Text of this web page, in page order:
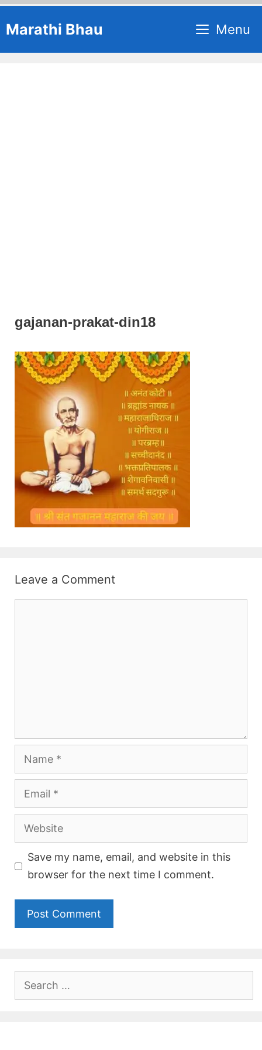
toMarathi Bhau Menu
gajanan-prakat-din18
Leave a Comment
Name
Email
Website
Save my name, email, and website in this
browser for the next time I comment.
Search
for: